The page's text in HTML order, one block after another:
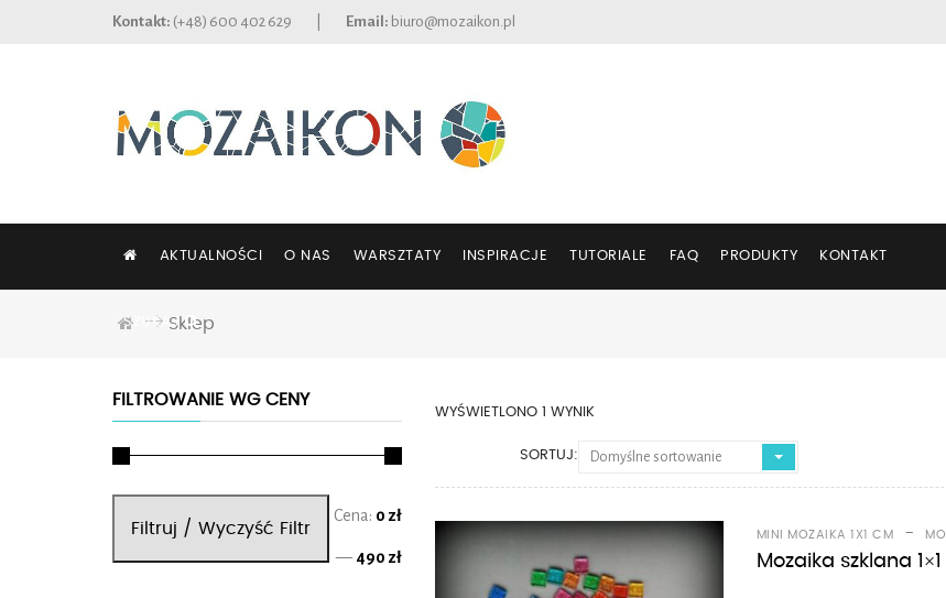
Kontakt: (+48) 600 402 629 Email: biuro@mozaikon.pl
AKTUALNOŚCI O NAS WARSZTATY INSPIRACJE TUTORIALE FAQ PRODUKTY KONTAKT
SZUKAJSklep
FILTROWANIE WG CENY
Cena
Cena
Filtruj / Wyczyść Filtr
Cena: 0 zł
— 490 zł
WYŚWIETLONO 1 WYNIK
SORTUJ: Domyślne sortowanie
MINI MOZAIKA 1X1 CM -
Mozaika szklana